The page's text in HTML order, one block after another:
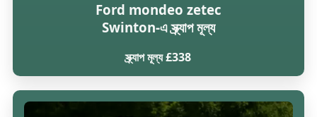
Ford mondeo zetec
Swinton-এ স্ক্র্যাপ মূল্য
স্ক্র্যাপ মূল্য £338